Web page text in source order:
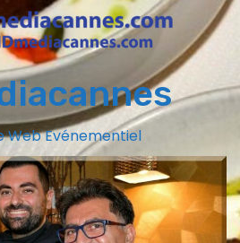
Web Evénementiel